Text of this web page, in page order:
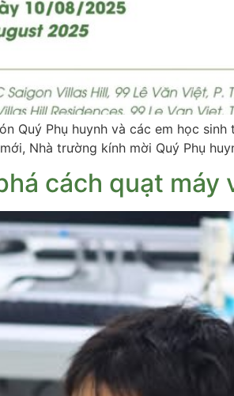
Quý Phụ huynh và các em học
Nhà trường kính mời Quý Phụ
cách quạt